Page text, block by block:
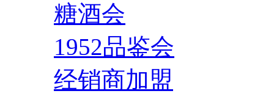
糖酒会
1952品鉴会
经销商加盟